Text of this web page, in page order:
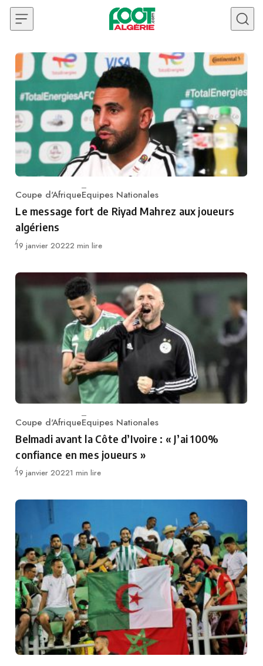
Skip to content
Category
Coupe d'AfriqueEquipes Nationales
Le message fort de Riyad Mahrez aux joueurs
algériens
Publié
19 janvier 20222 min lire
Category
Coupe d'AfriqueEquipes Nationales
Belmadi avant la Côte d’Ivoire : « J’ai 100%
confiance en mes joueurs »
Publié
19 janvier 20221 min lire